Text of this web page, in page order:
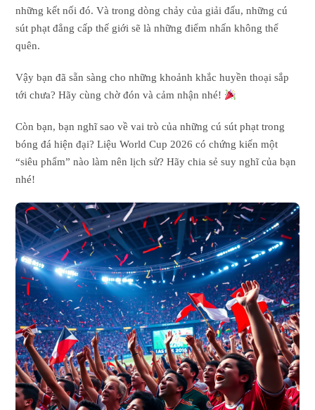
những kết nối đó. Và trong dòng chảy của giải đấu, những cú
sút phạt đẳng cấp thế giới sẽ là những điểm nhấn không thể
quên.
Vậy bạn đã sẵn sàng cho những khoảnh khắc huyền thoại sắp
tới chưa? Hãy cùng chờ đón và cảm nhận nhé!
Còn bạn, bạn nghĩ sao về vai trò của những cú sút phạt trong
bóng đá hiện đại? Liệu World Cup 2026 có chứng kiến một
“siêu phẩm” nào làm nên lịch sử? Hãy chia sẻ suy nghĩ của bạn
nhé!